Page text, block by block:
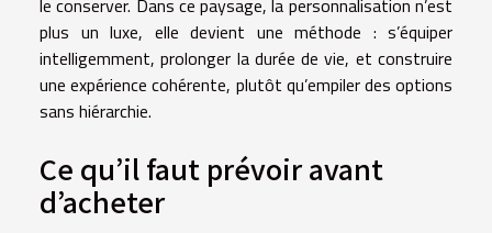
plus un luxe, elle devient une méthode : s’équiper
intelligemment, prolonger la durée de vie, et construire
une expérience cohérente, plutôt qu’empiler des options
sans hiérarchie.
Ce qu’il faut prévoir avant
d’acheter